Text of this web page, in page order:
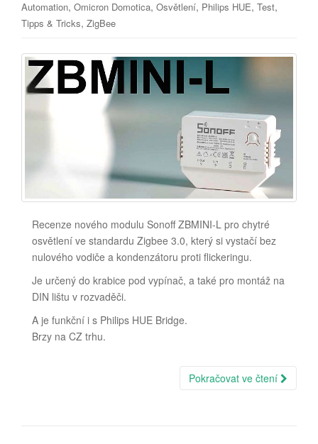
Automation, Omicron Domotica, Osvětlení, Philips HUE, Test,
Tipps & Tricks, ZigBee
Recenze nového modulu Sonoff ZBMINI-L pro chytré
osvětlení ve standardu Zigbee 3.0, který si vystačí bez
nulového vodiče a kondenzátoru proti flickeringu.
Je určený do krabice pod vypínač, a také pro montáž na
DIN lištu v rozvaděči.
A je funkční i s Philips HUE Bridge.
Brzy na CZ trhu.
Pokračovat ve čtení